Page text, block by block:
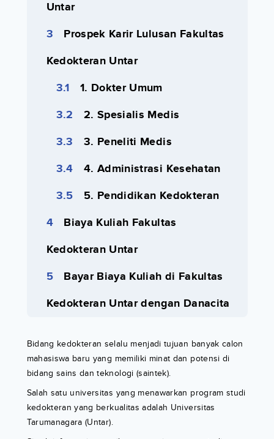
Untar
Prospek Karir Lulusan Fakultas
Kedokteran Untar
1. Dokter Umum
2. Spesialis Medis
3. Peneliti Medis
4. Administrasi Kesehatan
5. Pendidikan Kedokteran
Biaya Kuliah Fakultas
Kedokteran Untar
Bayar Biaya Kuliah di Fakultas
Kedokteran Untar dengan Danacita
Bidang kedokteran selalu menjadi tujuan banyak calon
mahasiswa baru yang memiliki minat dan potensi di
bidang sains dan teknologi (saintek).
Salah satu universitas yang menawarkan program studi
kedokteran yang berkualitas adalah Universitas
Tarumanagara (Untar).